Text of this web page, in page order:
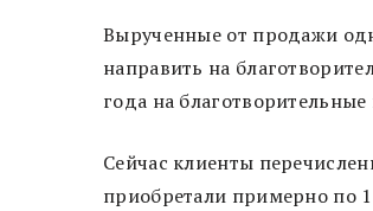
Вырученные от продажи
направить на
года на
Сейчас клиенты
приобретали примерно по